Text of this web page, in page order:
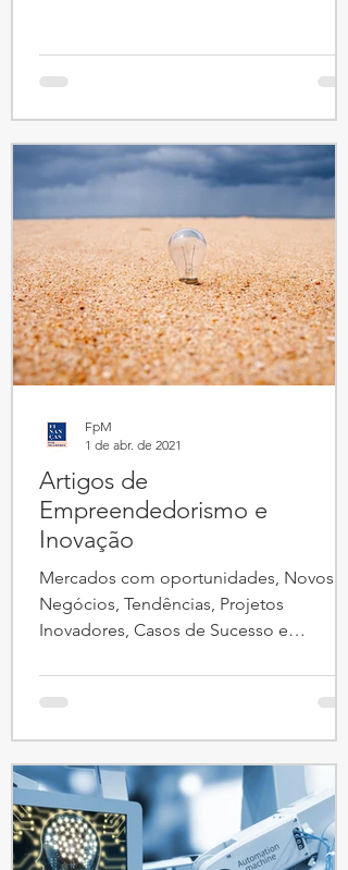
por data mais recente da publicação: (1)
Planejamento e Gestão Estratégica
Como Medir Sustentabilidade
Corporativa - modelo TBL..24/04/23
do Macroambiente........................
Artigos de
Empreendedorismo e
Inovação
Mercados com oportunidades, Novos
Negócios, Tendências, Projetos
Inovadores, Casos de Sucesso e
artigos desta categoria. (1) Conceitos e
Dicas Importância do Plano de
Negócios....................10/08/21 Economia
Circular.................................................23/09/
20 Modelos de Negócios em e-
commerce.............05/12/19 Pitch,
Ferramenta de
Apresentação...................03/04/19 A
FpM
1 de abr. de 2021